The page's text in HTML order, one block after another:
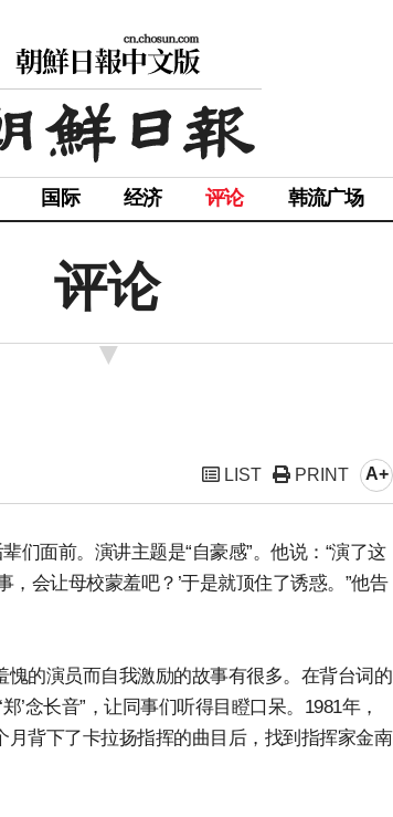
国际 经济 评论 韩流广场
评论
LIST PRINT A+
们面前。演讲主题是“自豪感”。他说：“演了这
会让母校蒙羞吧？’于是就顶住了诱惑。”他告
的演员而自我激励的故事有很多。在背台词的
’念长音”，让同事们听得目瞪口呆。1981年，
背下了卡拉扬指挥的曲目后，找到指挥家金南